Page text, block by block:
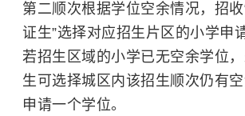
第二顺次根据学位空余情况，招收
证生”选择对应招生片区的小学申
若招生区域的小学已无空余学位
生可选择城区内该招生顺次仍有
申请一个学位。